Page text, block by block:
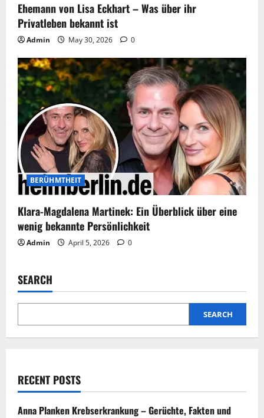
Ehemann von Lisa Eckhart – Was über ihr
Privatleben bekannt ist
Admin May 30, 2026 0
BERÜHMTHEIT
Klara-Magdalena Martinek: Ein Überblick über eine
wenig bekannte Persönlichkeit
Admin April 5, 2026 0
SEARCH
SEARCH
RECENT POSTS
Anna Planken Krebserkrankung – Gerüchte, Fakten und